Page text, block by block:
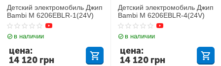
Детский электромобиль Джип
Bambi M 6206EBLR-1(24V)
в наличии
14 120 грн
цена:
Детский электромобиль Джип
Bambi M 6206EBLR-4(24V)
в наличии
14 120 грн
цена: